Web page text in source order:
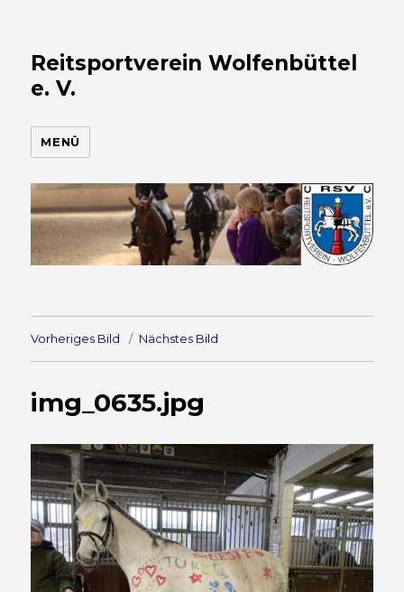
Reitsportverein Wolfenbüttel
e. V.
MENÜ
Vorheriges Bild Nächstes Bild
img_0635.jpg